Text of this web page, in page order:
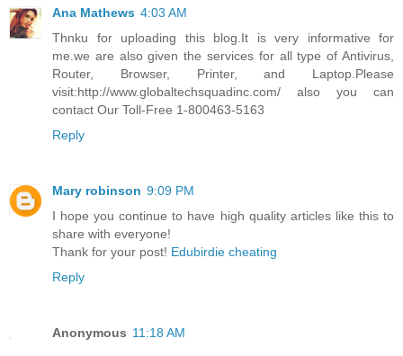
Ana Mathews 4:03 AM
Thnku for uploading this blog.It is very informative for
me.we are also given the services for all type of Antivirus,
Router, Browser, Printer, and Laptop.Please
visit:http://www.globaltechsquadinc.com/ also you can
contact Our Toll-Free 1-800463-5163
Reply
Mary robinson 9:09 PM
I hope you continue to have high quality articles like this to
share with everyone!
Thank for your post! Edubirdie cheating
Reply
Anonymous 11:18 AM